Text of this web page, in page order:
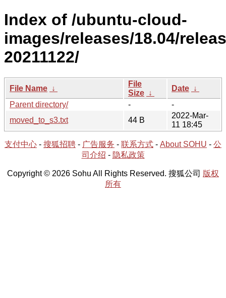
Index of /ubuntu-cloud-
images/releases/18.04/
20211122/
File Name ↓
File
Size ↓
Date ↓
Parent directory/
-
-
moved_to_s3.txt
44 B
2022-Mar-
11 18:45
支付中心 - 搜狐招聘 - 广告服务 - 联系方式 - About SOHU - 公
司介绍 - 隐私政策
Copyright © 2026 Sohu All Rights Reserved. 搜狐公司 版权
所有